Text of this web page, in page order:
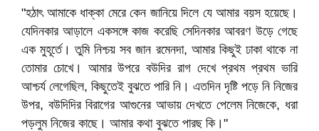
"হঠাৎ আমাকে ধাক্কা মেরে কেন জানিয়ে দিলে যে আমার বয়স হয়েছে।
যেদিনকার আড়ালে একসঙ্গে কাজ করেছি সেদিনকার আবরণ উড়ে গেছে
এক মুহূর্তে। তুমি নিশ্চয় সব জান রমেনদা, আমার কিছুই ঢাকা থাকে না
তোমার চোখে। আমার উপরে বউদির রাগ দেখে প্রথম প্রথম ভারি
আশ্চর্য লেগেছিল, কিছুতেই বুঝতে পারি নি। এতদিন দৃষ্টি পড়ে নি নিজের
উপর, বউদিদির বিরাগের আগুনের আভায় দেখতে পেলেম নিজেকে, ধরা
পড়লুম নিজের কাছে। আমার কথা বুঝতে পারছ কি।"